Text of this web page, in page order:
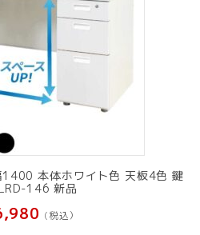
本体ホワイト色 天板4色 鍵
146 新品
(税込）